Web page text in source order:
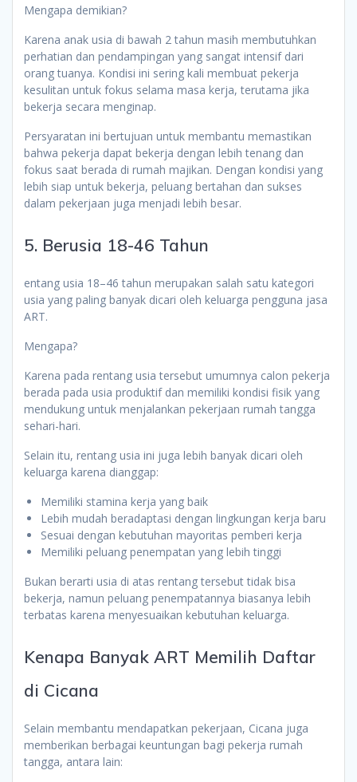
Mengapa demikian?
Karena anak usia di bawah 2 tahun masih membutuhkan
perhatian dan pendampingan yang sangat intensif dari
orang tuanya. Kondisi ini sering kali membuat pekerja
kesulitan untuk fokus selama masa kerja, terutama jika
bekerja secara menginap.
Persyaratan ini bertujuan untuk membantu memastikan
bahwa pekerja dapat bekerja dengan lebih tenang dan
fokus saat berada di rumah majikan. Dengan kondisi yang
lebih siap untuk bekerja, peluang bertahan dan sukses
dalam pekerjaan juga menjadi lebih besar.
5. Berusia 18-46 Tahun
entang usia 18–46 tahun merupakan salah satu kategori
usia yang paling banyak dicari oleh keluarga pengguna jasa
ART.
Mengapa?
Karena pada rentang usia tersebut umumnya calon pekerja
berada pada usia produktif dan memiliki kondisi fisik yang
mendukung untuk menjalankan pekerjaan rumah tangga
sehari-hari.
Selain itu, rentang usia ini juga lebih banyak dicari oleh
keluarga karena dianggap:
Memiliki stamina kerja yang baik
Lebih mudah beradaptasi dengan lingkungan kerja baru
Sesuai dengan kebutuhan mayoritas pemberi kerja
Memiliki peluang penempatan yang lebih tinggi
Bukan berarti usia di atas rentang tersebut tidak bisa
bekerja, namun peluang penempatannya biasanya lebih
terbatas karena menyesuaikan kebutuhan keluarga.
Kenapa Banyak ART Memilih Daftar
di Cicana
Selain membantu mendapatkan pekerjaan, Cicana juga
memberikan berbagai keuntungan bagi pekerja rumah
tangga, antara lain: